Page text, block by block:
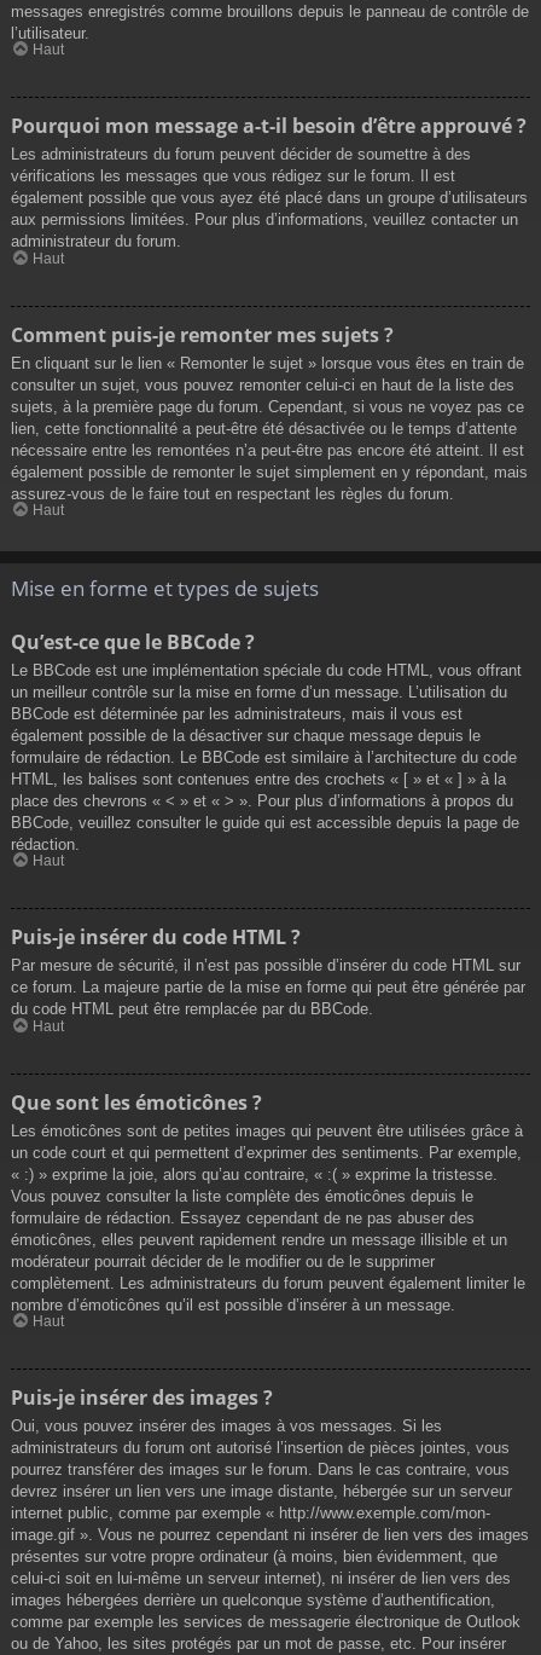
messages enregistrés comme brouillons depuis le panneau de contrôle de
l’utilisateur.
Haut
Pourquoi mon message a-t-il besoin d’être approuvé ?
Les administrateurs du forum peuvent décider de soumettre à des
vérifications les messages que vous rédigez sur le forum. Il est
également possible que vous ayez été placé dans un groupe d’utilisateurs
aux permissions limitées. Pour plus d’informations, veuillez contacter un
administrateur du forum.
Haut
Comment puis-je remonter mes sujets ?
En cliquant sur le lien « Remonter le sujet » lorsque vous êtes en train de
consulter un sujet, vous pouvez remonter celui-ci en haut de la liste des
sujets, à la première page du forum. Cependant, si vous ne voyez pas ce
lien, cette fonctionnalité a peut-être été désactivée ou le temps d’attente
nécessaire entre les remontées n’a peut-être pas encore été atteint. Il est
également possible de remonter le sujet simplement en y répondant, mais
assurez-vous de le faire tout en respectant les règles du forum.
Haut
Mise en forme et types de sujets
Qu’est-ce que le BBCode ?
Le BBCode est une implémentation spéciale du code HTML, vous offrant
un meilleur contrôle sur la mise en forme d’un message. L’utilisation du
BBCode est déterminée par les administrateurs, mais il vous est
également possible de la désactiver sur chaque message depuis le
formulaire de rédaction. Le BBCode est similaire à l’architecture du code
HTML, les balises sont contenues entre des crochets « [ » et « ] » à la
place des chevrons « < » et « > ». Pour plus d’informations à propos du
BBCode, veuillez consulter le guide qui est accessible depuis la page de
rédaction.
Haut
Puis-je insérer du code HTML ?
Par mesure de sécurité, il n’est pas possible d’insérer du code HTML sur
ce forum. La majeure partie de la mise en forme qui peut être générée par
du code HTML peut être remplacée par du BBCode.
Haut
Que sont les émoticônes ?
Les émoticônes sont de petites images qui peuvent être utilisées grâce à
un code court et qui permettent d’exprimer des sentiments. Par exemple,
« :) » exprime la joie, alors qu’au contraire, « :( » exprime la tristesse.
Vous pouvez consulter la liste complète des émoticônes depuis le
formulaire de rédaction. Essayez cependant de ne pas abuser des
émoticônes, elles peuvent rapidement rendre un message illisible et un
modérateur pourrait décider de le modifier ou de le supprimer
complètement. Les administrateurs du forum peuvent également limiter le
nombre d’émoticônes qu’il est possible d’insérer à un message.
Haut
Puis-je insérer des images ?
Oui, vous pouvez insérer des images à vos messages. Si les
administrateurs du forum ont autorisé l’insertion de pièces jointes, vous
pourrez transférer des images sur le forum. Dans le cas contraire, vous
devrez insérer un lien vers une image distante, hébergée sur un serveur
internet public, comme par exemple « http://www.exemple.com/mon-
image.gif ». Vous ne pourrez cependant ni insérer de lien vers des images
présentes sur votre propre ordinateur (à moins, bien évidemment, que
celui-ci soit en lui-même un serveur internet), ni insérer de lien vers des
images hébergées derrière un quelconque système d’authentification,
comme par exemple les services de messagerie électronique de Outlook
ou de Yahoo, les sites protégés par un mot de passe, etc. Pour insérer